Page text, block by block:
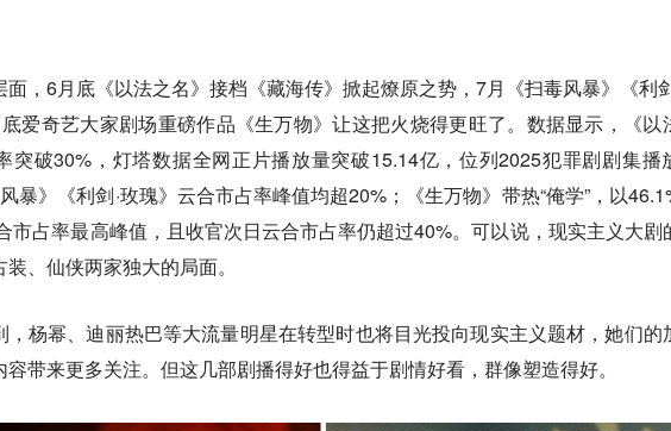
，6月底《以法之名》接档《藏海传》掀起燎原之势，7月《扫毒风暴》《利
爱奇艺大家剧场重磅作品《生万物》让这把火烧得更旺了。数据显示，《以
突破30%，灯塔数据全网正片播放量突破15.14亿，位列2025犯罪剧剧集播
暴》《利剑·玫瑰》云合市占率峰值均超20%；《生万物》带热“俺学”，以
市占率最高峰值，且收官次日云合市占率仍超过40%。可以说， 现实主义大剧
装、仙侠两家独大的局面。
，杨幂、迪丽热巴等大流量明星在转型时也将目光投向现实主义题材，她们的
带来更多关注。但这几部剧播得好也得益于剧情好看，群像塑造得好。